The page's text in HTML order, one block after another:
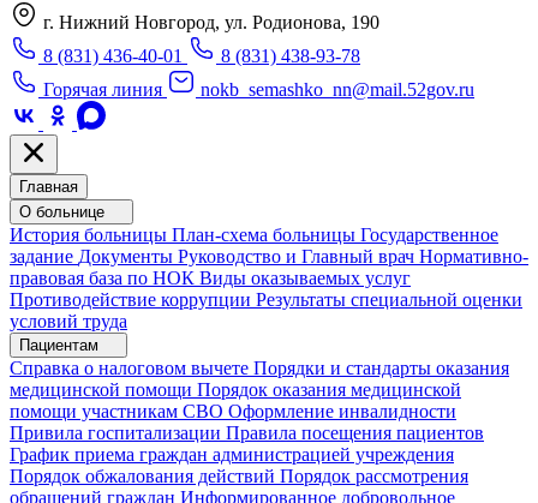
г. Нижний Новгород, ул. Родионова, 190
8 (831) 436-40-01
8 (831) 438-93-78
Горячая линия
nokb_semashko_nn@mail.52gov.ru
Главная
О больнице
История больницы План-схема больницы Государственное
задание Документы Руководство и Главный врач Нормативно-
правовая база по НОК Виды оказываемых услуг
Противодействие коррупции Результаты специальной оценки
условий труда
Пациентам
Справка о налоговом вычете Порядки и стандарты оказания
медицинской помощи Порядок оказания медицинской
помощи участникам СВО Оформление инвалидности
Привила госпитализации Правила посещения пациентов
График приема граждан администрацией учреждения
Порядок обжалования действий Порядок рассмотрения
обращений граждан Информированное добровольное